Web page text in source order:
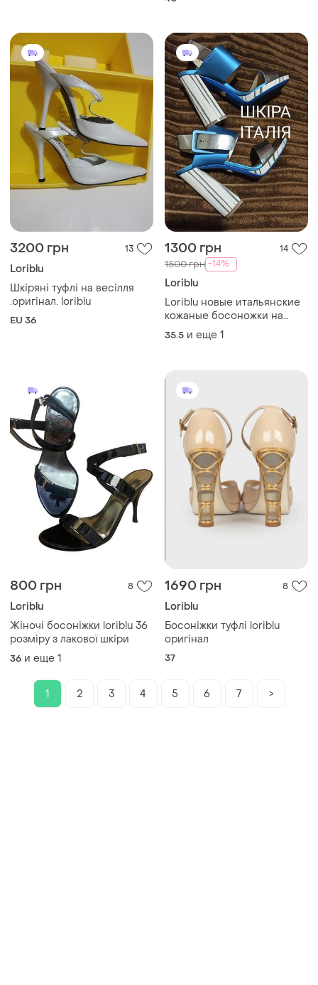
3200 грн 13
Loriblu
Шкіряні туфлі на весілля
.оригінал. loriblu
EU 36
1300 грн 14
1500 грн -14%
Loriblu
Loriblu новые итальянские
кожаные босоножки на
каблуке🥰
35.5 и еще 1
800 грн 8
Loriblu
Жіночі босоніжки loriblu 36
розміру з лакової шкіри
36 и еще 1
1690 грн 8
Loriblu
Босоніжки туфлі loriblu
оригінал
37
1 2 3 4 5 6 7 >